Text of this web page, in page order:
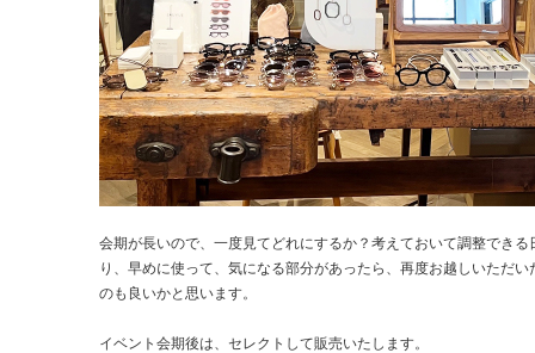
会期が長いので、一度見てどれにするか？考えておいて調整できる
り、早めに使って、気になる部分があったら、再度お越しいただい
のも良いかと思います。
イベント会期後は、セレクトして販売いたします。